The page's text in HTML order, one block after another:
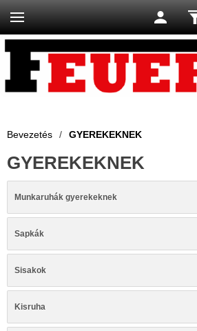
Bevezetés / GYEREKEKNEK
GYEREKEKNEK
Munkaruhák gyerekeknek
Sapkák
Sisakok
Kisruha